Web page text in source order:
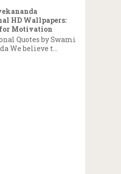
HD Wallpapers:
Motivation
Quotes by Swami
We believe t...